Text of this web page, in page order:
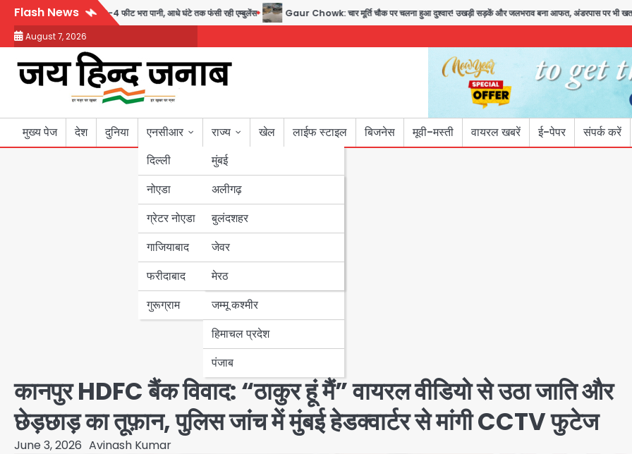
Skip
content
Flash News
अंडरपास में 3-4 फीट भरा पानी, आधे घंटे तक फंसी रही एम्बुलेंस Gaur Chowk: चार मूर्ति चौक पर चलना हुआ दुश्वार! उखड़ी सड़कें और जलभराव बना आफत, अंडरपास पर भी खतरा
August 7, 2026
मुख्य पेज देश दुनिया
एनसीआर
दिल्ली
नोएडा
ग्रेटर नोएडा
गाजियाबाद
फरीदाबाद
गुरूग्राम
राज्य
मुंबई
उत्तर प्रदेश
अलीगढ़
बुलंदशहर
जेवर
मेरठ
बिहार
पंजाब
हरियाणा
जम्मू कश्मीर
हिमाचल प्रदेश
पंजाब
खेल लाईफ स्टाइल बिजनेस मूवी-मस्ती वायरल खबरें ई-पेपर संपर्क करें
कानपुर HDFC बैंक विवाद: “ठाकुर हूं मैं” वायरल वीडियो से उठा जाति और
छेड़छाड़ का तूफ़ान, पुलिस जांच में मुंबई हेडक्वार्टर से मांगी CCTV फुटेज
June 3, 2026 Avinash Kumar